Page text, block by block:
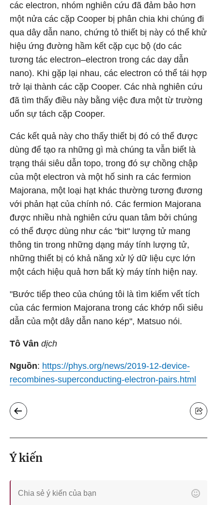
các electron, nhóm nghiên cứu đã đảm bảo hơn
một nửa các cặp Cooper bị phân chia khi chúng đi
qua dây dẫn nano, chứng tỏ thiết bị này có thể khử
hiệu ứng đường hầm kết cặp cục bộ (do các
tương tác electron–electron trong các day dẫn
nano). Khi gặp lại nhau, các electron có thể tái hợp
trở lại thành các cặp Cooper. Các nhà nghiên cứu
đã tìm thấy điều này bằng việc đưa một từ trường
uốn sự tách cặp Cooper.
Các kết quả này cho thấy thiết bị đó có thể được
dùng để tạo ra những gì mà chúng ta vẫn biết là
trạng thái siêu dẫn topo, trong đó sự chồng chập
của một electron và một hố sinh ra các fermion
Majorana, một loại hạt khác thường tương đương
với phản hạt của chính nó. Các fermion Majorana
được nhiều nhà nghiên cứu quan tâm bởi chúng
có thể được dùng như các "bit" lượng tử mang
thông tin trong những dạng máy tính lượng tử,
những thiết bị có khả năng xử lý dữ liệu cực lớn
một cách hiệu quả hơn bất kỳ máy tính hiện nay.
"Bước tiếp theo của chúng tôi là tìm kiếm vết tích
của các fermion Majorana trong các khớp nối siêu
dẫn của một dây dẫn nano kép", Matsuo nói.
Tô Vân dịch
Nguồn: https://phys.org/news/2019-12-device-
recombines-superconducting-electron-pairs.html
Ý kiến